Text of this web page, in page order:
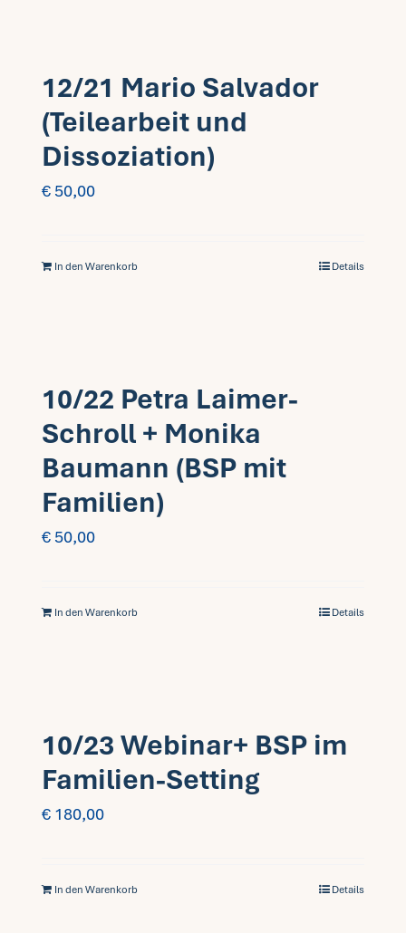
12/21 Mario Salvador
(Teilearbeit und
Dissoziation)
€ 50,00
In den Warenkorb Details
10/22 Petra Laimer-
Schroll + Monika
Baumann (BSP mit
Familien)
€ 50,00
In den Warenkorb Details
10/23 Webinar+ BSP im
Familien-Setting
€ 180,00
In den Warenkorb Details